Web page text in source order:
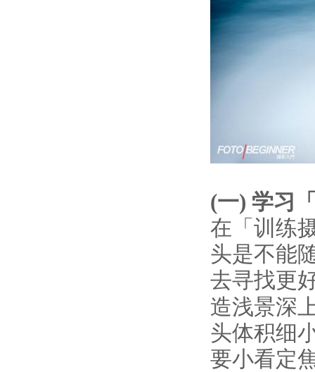
(一) 学习
在「训练
头是不能
去寻找更
造浅景深
头体积细
要小看定